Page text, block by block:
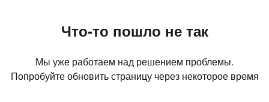
Что-то пошло не так
Мы уже работаем над решением проблемы.
Попробуйте обновить страницу через некоторое время